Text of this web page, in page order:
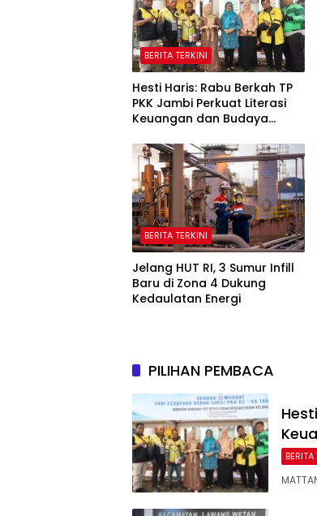
BERITA TERKINI
Hesti Haris: Rabu Berkah TP
PKK Jambi Perkuat Literasi
Keuangan dan Budaya
BERITA TERKINI
Jelang HUT RI, 3 Sumur Infill
Baru di Zona 4 Dukung
Kedaulatan Energi
PILIHAN PEMBACA